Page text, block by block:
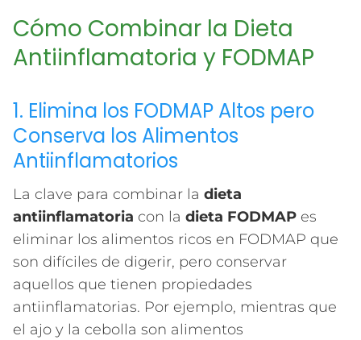
Cómo Combinar la Dieta
Antiinflamatoria y FODMAP
1. Elimina los FODMAP Altos pero
Conserva los Alimentos
Antiinflamatorios
La clave para combinar la dieta
antiinflamatoria con la dieta FODMAP es
eliminar los alimentos ricos en FODMAP que
son difíciles de digerir, pero conservar
aquellos que tienen propiedades
antiinflamatorias. Por ejemplo, mientras que
el ajo y la cebolla son alimentos